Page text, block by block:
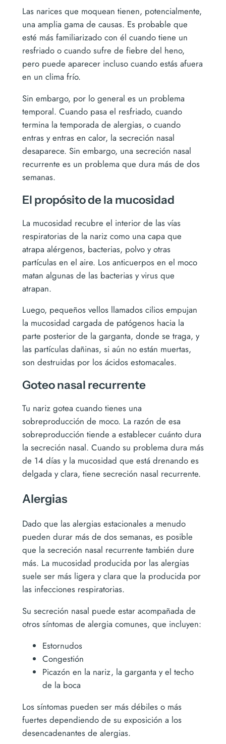
Las narices que moquean tienen, potencialmente,
una amplia gama de causas. Es probable que
esté más familiarizado con él cuando tiene un
resfriado o cuando sufre de fiebre del heno,
pero puede aparecer incluso cuando estás afuera
en un clima frío.
Sin embargo, por lo general es un problema
temporal. Cuando pasa el resfriado, cuando
termina la temporada de alergias, o cuando
entras y entras en calor, la secreción nasal
desaparece. Sin embargo, una secreción nasal
recurrente es un problema que dura más de dos
semanas.
El propósito de la mucosidad
La mucosidad recubre el interior de las vías
respiratorias de la nariz como una capa que
atrapa alérgenos, bacterias, polvo y otras
partículas en el aire. Los anticuerpos en el moco
matan algunas de las bacterias y virus que
atrapan.
Luego, pequeños vellos llamados cilios empujan
la mucosidad cargada de patógenos hacia la
parte posterior de la garganta, donde se traga, y
las partículas dañinas, si aún no están muertas,
son destruidas por los ácidos estomacales.
Goteo nasal recurrente
Tu nariz gotea cuando tienes una
sobreproducción de moco. La razón de esa
sobreproducción tiende a establecer cuánto dura
la secreción nasal. Cuando su problema dura más
de 14 días y la mucosidad que está drenando es
delgada y clara, tiene secreción nasal recurrente.
Alergias
Dado que las alergias estacionales a menudo
pueden durar más de dos semanas, es posible
que la secreción nasal recurrente también dure
más. La mucosidad producida por las alergias
suele ser más ligera y clara que la producida por
las infecciones respiratorias.
Su secreción nasal puede estar acompañada de
otros síntomas de alergia comunes, que incluyen:
Estornudos
Congestión
Picazón en la nariz, la garganta y el techo
de la boca
Los síntomas pueden ser más débiles o más
fuertes dependiendo de su exposición a los
desencadenantes de alergias.